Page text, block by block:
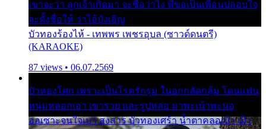
เขาจะว่า ลูกเจ้าเกิดมา จะชื่อว่าไง พี่ขอเป็นเพื่อนปลอบใจ
จะตั้งชื่อให้ ว่าไอ้บังเอิญ
บัวทองร้องไห้ - เทพพร เพชรอุบล (ซาวด์ดนตรี)
(KARAOKE)
87 views • 06.07.2569
บัวทองโศก เพราะเป็นโรครักรุม ในอกกลัดกลุ้ม โดนแฟน
หนุ่มหลอกเอา เขารวย และรูปหล่อ มาพะเน้าพะนอ
ออเซาะจนใจเบา สงสาร บัวทองเศร้า น้ำตาคลอเบ้า เฝ้า